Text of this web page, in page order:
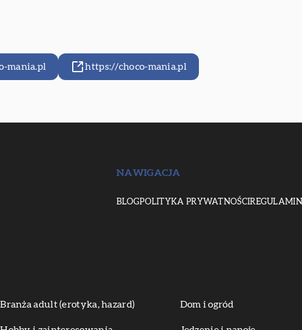
mania.pl https://choco-mania.pl
NAWIGACJA
BLOGPOLITYKA PRYWATNOŚCIREGULAMIN
Branża adult (erotyka, hazard) Dom i ogród